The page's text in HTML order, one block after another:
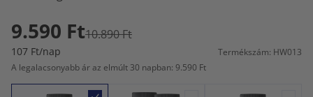
9.590 Ft10.890 Ft
107 Ft/nap
Termékszám: HW013
A legalacsonyabb ár az elmúlt 30 napban: 9.590 Ft